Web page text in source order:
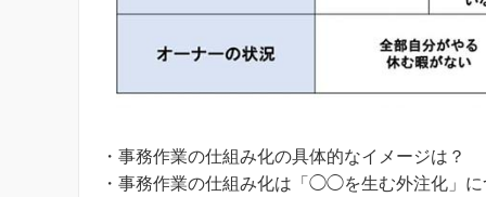
・事務作業の仕組み化の具体的なイメージは？
・事務作業の仕組み化は「◯◯を生む外注化」に